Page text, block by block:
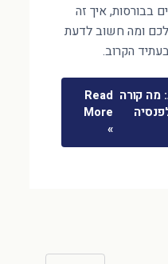
בבורסות, איך זה
ומה חשוב לדעת
הקרוב.
מה קורה Read
More
»